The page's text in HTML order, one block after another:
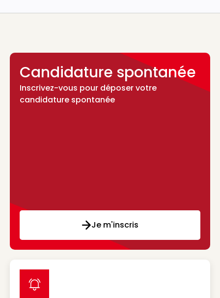
Candidature spontanée
Inscrivez-vous pour déposer votre
candidature spontanée
Je m'inscris
label icon